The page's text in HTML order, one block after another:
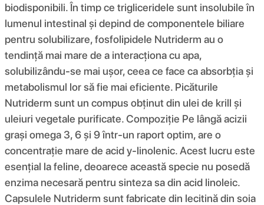
biodisponibili. În timp ce trigliceridele sunt insolubile în
lumenul intestinal și depind de componentele biliare
pentru solubilizare, fosfolipidele Nutriderm au o
tendință mai mare de a interacționa cu apa,
solubilizându-se mai ușor, ceea ce face ca absorbția și
metabolismul lor să fie mai eficiente. Picăturile
Nutriderm sunt un compus obținut din ulei de krill și
uleiuri vegetale purificate. Compoziţie Pe lângă acizii
grași omega 3, 6 și 9 într-un raport optim, are o
concentrație mare de acid y-linolenic. Acest lucru este
esențial la feline, deoarece această specie nu posedă
enzima necesară pentru sinteza sa din acid linoleic.
Capsulele Nutriderm sunt fabricate din lecitină din soia